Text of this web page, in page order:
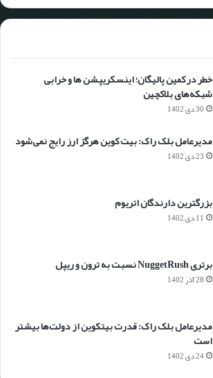
خطر در کمین پالیگان؛ اینسکریپشن ها و خرابی
شبکه‌های بلاکچین
30 دی 1402
مدیرعامل بلک راک: بیت کوین هرگز ارز رایج نمی‌شود
23 دی 1402
بزرگترین دارندگان اتریوم
11 دی 1402
برتری NuggetRush نسبت به ترون و ریپل
28 آذر 1402
مدیرعامل بلک راک: قدرت بیتکوین از دولت‌ها بیشتر
است
24 دی 1402